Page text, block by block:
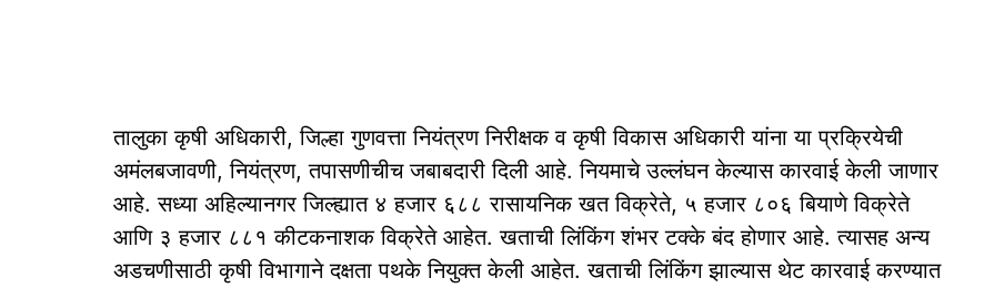
तालुका कृषी अधिकारी, जिल्हा गुणवत्ता नियंत्रण निरीक्षक व कृषी विकास अधिकारी यांना या प्रक्रियेची
अमंलबजावणी, नियंत्रण, तपासणीचीच जबाबदारी दिली आहे. नियमाचे उल्लंघन केल्यास कारवाई केली जाणार
आहे. सध्या अहिल्यानगर जिल्‍ह्यात ४ हजार ६८८ रासायनिक खत विक्रेते, ५ हजार ८०६ बियाणे विक्रेते
आणि ३ हजार ८८१ कीटकनाशक विक्रेते आहेत. खताची लिंकिंग शंभर टक्के बंद होणार आहे. त्यासह अन्य
अडचणीसाठी कृषी विभागाने दक्षता पथके नियुक्त केली आहेत. खताची लिंकिंग झाल्यास थेट कारवाई करण्यात